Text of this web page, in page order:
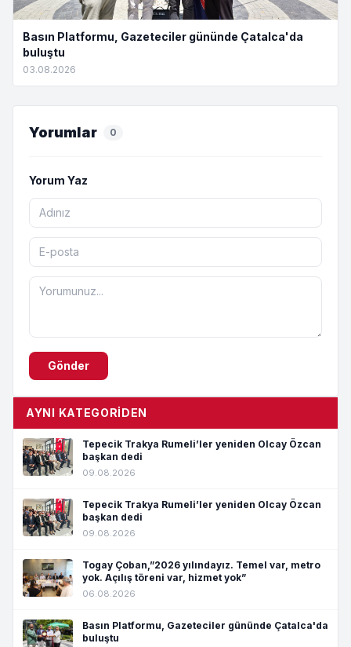
Basın Platformu, Gazeteciler gününde Çatalca'da
buluştu
03.08.2026
Yorumlar 0
Yorum Yaz
Gönder
AYNI KATEGORIDEN
Tepecik Trakya Rumeli’ler yeniden Olcay Özcan
başkan dedi
09.08.2026
Tepecik Trakya Rumeli’ler yeniden Olcay Özcan
başkan dedi
09.08.2026
Togay Çoban,”2026 yılındayız. Temel var, metro
yok. Açılış töreni var, hizmet yok”
06.08.2026
Basın Platformu, Gazeteciler gününde Çatalca'da
buluştu